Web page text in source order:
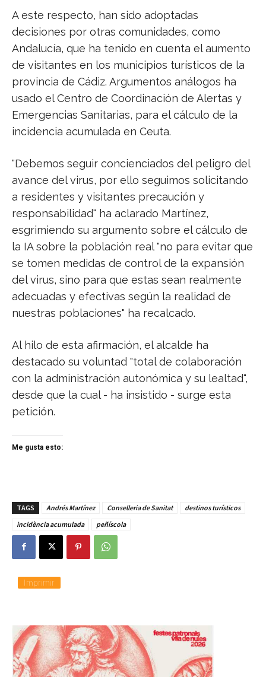
A este respecto, han sido adoptadas
decisiones por otras comunidades, como
Andalucía, que ha tenido en cuenta el aumento
de visitantes en los municipios turísticos de la
provincia de Cádiz. Argumentos análogos ha
usado el Centro de Coordinación de Alertas y
Emergencias Sanitarias, para el cálculo de la
incidencia acumulada en Ceuta.
"Debemos seguir concienciados del peligro del
avance del virus, por ello seguimos solicitando
a residentes y visitantes precaución y
responsabilidad" ha aclarado Martínez,
esgrimiendo su argumento sobre el cálculo de
la IA sobre la población real "no para evitar que
se tomen medidas de control de la expansión
del virus, sino para que estas sean realmente
adecuadas y efectivas según la realidad de
nuestras poblaciones" ha recalcado.
Al hilo de esta afirmación, el alcalde ha
destacado su voluntad "total de colaboración
con la administración autonómica y su lealtad",
desde que la cual - ha insistido - surge esta
petición.
Me gusta esto:
TAGS Andrés Martínez Conselleria de Sanitat
destinos turísticos
incidència acumulada
peñíscola
Imprimir